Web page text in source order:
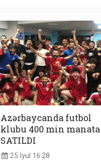
Azərbaycanda futbol
klubu 400 min manata
SATILDI
25 İyul 16:28